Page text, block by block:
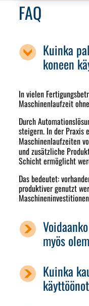
FAQ
Kuinka
koneen
In vielen
Maschinenlaufzeit
Durch
steigern. In der Praxis
Maschinenlaufzeiten
und zusätzliche
Schicht ermöglicht
Das bedeutet:
produktiver genutzt
myös
Kuinka